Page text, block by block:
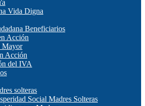
Vida Digna
Beneficiarios
Acción
Mayor
Acción
del IVA
solteras
Social Madres Solteras